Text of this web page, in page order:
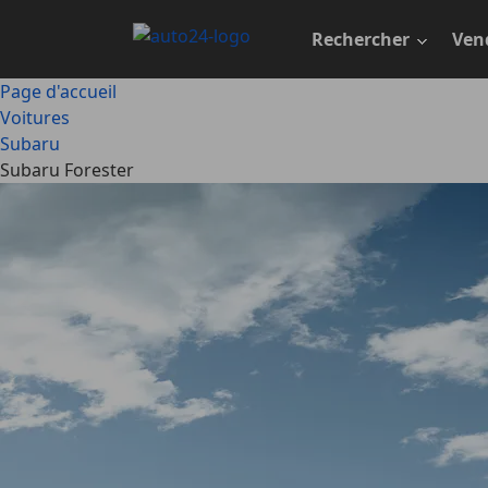
principal
Rechercher
Page d'accueil
Voitures
Subaru
Subaru Forester